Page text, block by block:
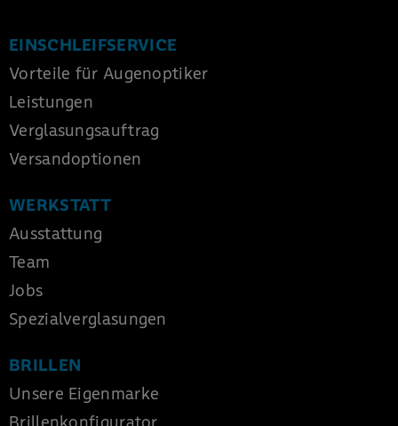
EINSCHLEIFSERVICE
Vorteile für Augenoptiker
Leistungen
Verglasungsauftrag
Versandoptionen
WERKSTATT
Ausstattung
Team
Jobs
Spezialverglasungen
BRILLEN
Unsere Eigenmarke